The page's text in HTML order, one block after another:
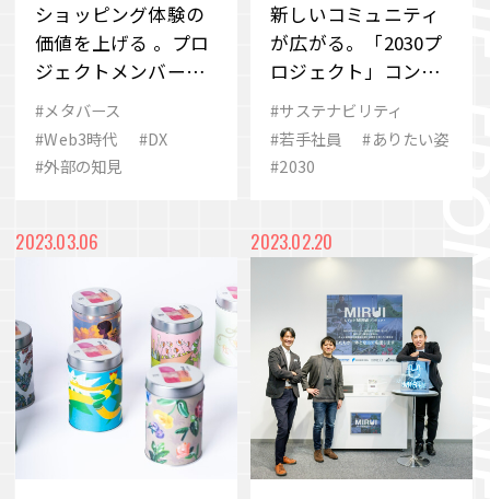
#ファッション #サブスクリプション
#自分事 #新規事業
VIEW MORE
会社案内
IR情報
サステナビリティ
採用情報
お問い合わせ
#サステナビリティ #若手社員
#クラウドファンディング #消費科学研究所
#歴史 #ありたい姿
#2030 #SCARZ
ショッピング体験の
価値を上げる 。プロ
ジェクトメンバーた
ちが構想するメタバ
ース活用の未来
#メタバース
#Web3時代
#DX
#外部の知見
新しいコミュニティ
が広がる。「2030プ
ロジェクト」コンポ
ストコミュニティと
は？
#サステナビリティ
#若手社員
#ありたい姿
#2030
2023.03.06 2023.02.20